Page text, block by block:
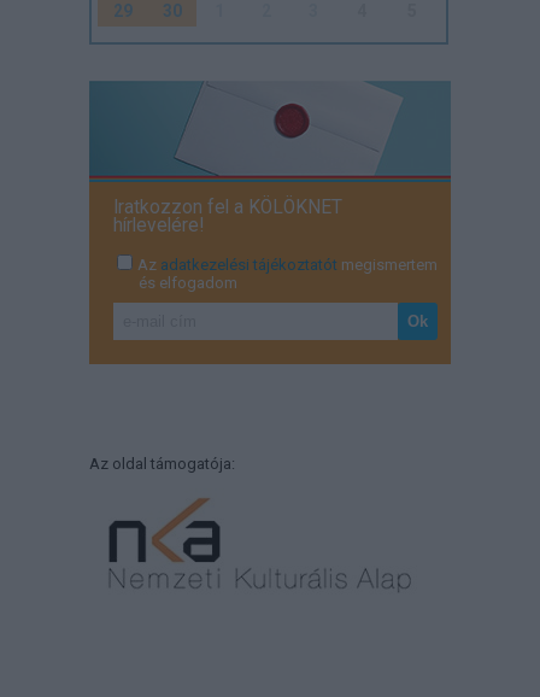
29
30
Iratkozzon fel a KÖLÖKNET
hírlevelére!
Az adatkezelési tájékoztatót megismertem
és elfogadom
Az oldal támogatója: